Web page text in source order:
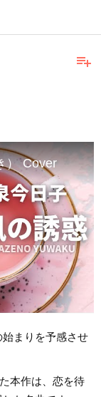
playlist_add
） Cover
まりを予感させ
本作は、恋を待